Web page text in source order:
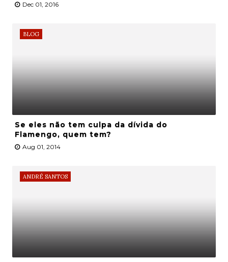
Dec 01, 2016
BLOG
Se eles não tem culpa da dívida do
Flamengo, quem tem?
Aug 01, 2014
ANDRÉ SANTOS